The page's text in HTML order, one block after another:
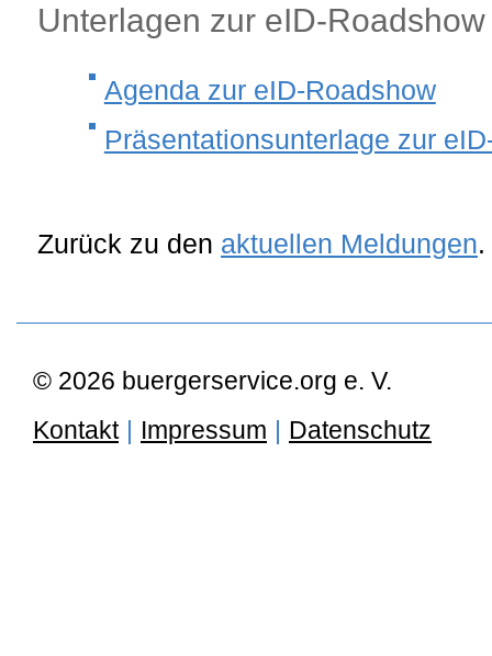
Unterlagen zur eID-Roadshow
Agenda zur eID-Roadshow
Präsentationsunterlage zur
Zurück zu den aktuellen Meldungen.
© 2026 buergerservice.org e. V.
Kontakt | Impressum | Datenschutz